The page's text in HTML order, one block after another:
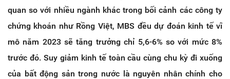
quan so với nhiều ngành khác trong bối cảnh các công ty
chứng khoán như Rồng Việt, MBS đều dự đoán kinh tế vĩ
mô năm 2023 sẽ tăng trưởng chỉ 5,6-6% so với mức 8%
trước đó. Suy giảm kinh tế toàn cầu cùng chu kỳ đi xuống
của bất động sản trong nước là nguyên nhân chính cho